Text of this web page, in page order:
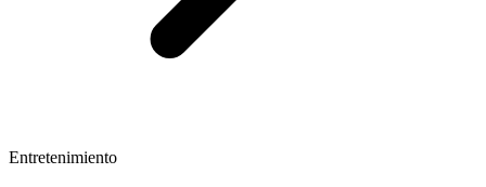
Entretenimiento